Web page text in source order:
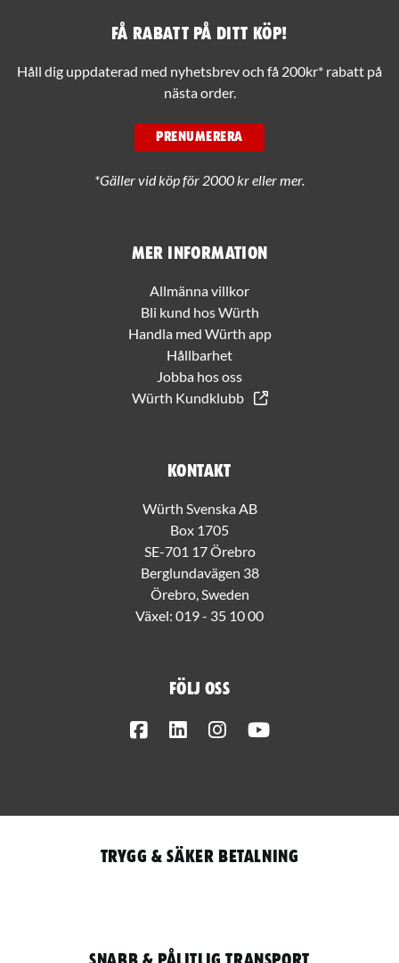
Mer information
Allmänna villkor
Bli kund hos Würth
Handla med Würth app
Hållbarhet
Jobba hos oss
Würth Kundklubb
Kontakt
Würth Svenska AB
Box 1705
SE-701 17 Örebro
Berglundavägen 38
Örebro, Sweden
Växel: 019 - 35 10 00
Följ oss
FacebookLinkedInInstagram
Få rabatt på ditt köp!
Håll dig uppdaterad med nyhetsbrev och få 200kr* rabatt på
nästa order.
PRENUMERERA
*Gäller vid köp för 2000 kr eller mer.
Trygg & säker betalning